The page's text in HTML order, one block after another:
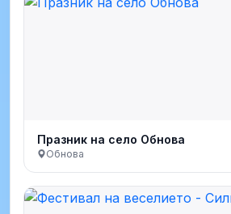
Празник на село Обнова
Обнова